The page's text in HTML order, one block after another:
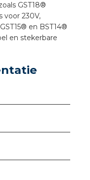
GST18®
voor 230V,
en BST14®
en stekerbare